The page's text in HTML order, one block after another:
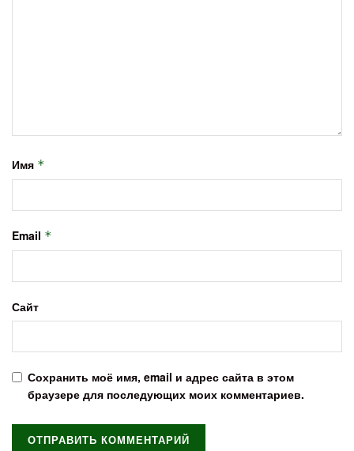
Имя *
Email *
Сайт
Сохранить моё имя, email и адрес сайта в этом
браузере для последующих моих комментариев.